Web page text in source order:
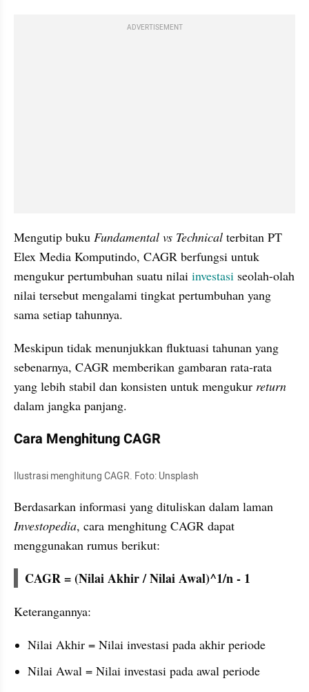
ADVERTISEMENT
Mengutip buku Fundamental vs Technical terbitan PT
Elex Media Komputindo, CAGR berfungsi untuk
mengukur pertumbuhan suatu nilai investasi seolah-olah
nilai tersebut mengalami tingkat pertumbuhan yang
sama setiap tahunnya.
Meskipun tidak menunjukkan fluktuasi tahunan yang
sebenarnya, CAGR memberikan gambaran rata-rata
yang lebih stabil dan konsisten untuk mengukur return
dalam jangka panjang.
Cara Menghitung CAGR
Ilustrasi menghitung CAGR. Foto: Unsplash
Investopedia, cara menghitung CAGR dapat
menggunakan rumus berikut:
CAGR = (Nilai Akhir / Nilai Awal)^1/n - 1
Keterangannya:
Nilai Akhir = Nilai investasi pada akhir periode
Nilai Awal = Nilai investasi pada awal periode